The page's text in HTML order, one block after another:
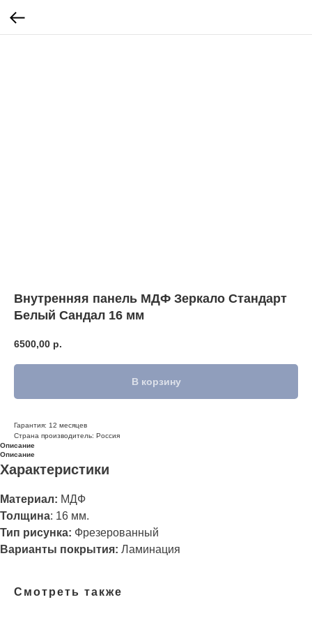
Внутренняя панель МДФ Зеркало Стандарт
Белый Сандал 16 мм
6500,00 р.
В корзину
Гарантия: 12 месяцев
Страна производитель: Россия
Описание
Описание
Характеристики
Материал: МДФ
Толщина: 16 мм.
Тип рисунка: Фрезерованный
Варианты покрытия: Ламинация
Смотреть также